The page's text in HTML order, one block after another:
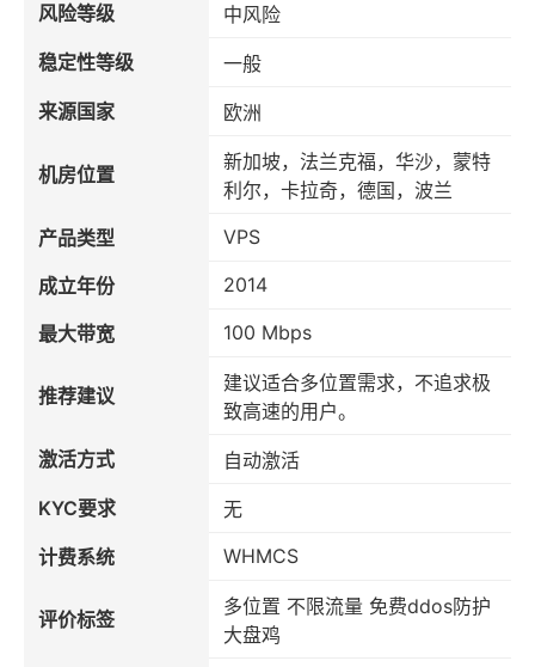
风险等级
中风险
稳定性等级
一般
来源国家
欧洲
机房位置
新加坡，法兰克福，华沙，蒙特
利尔，卡拉奇，德国，波兰
产品类型
VPS
成立年份 2014
最大带宽 100 Mbps
推荐建议
建议适合多位置需求，不追求极
致高速的用户。
激活方式
自动激活
KYC要求
无
计费系统
WHMCS
评价标签
多位置 不限流量 免费ddos防护
大盘鸡